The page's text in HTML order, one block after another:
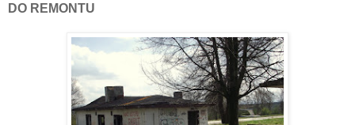
DO REMONTU